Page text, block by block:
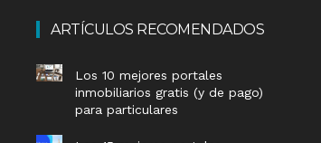
ARTÍCULOS RECOMENDADOS
Los 10 mejores portales
inmobiliarios gratis (y de pago)
para particulares